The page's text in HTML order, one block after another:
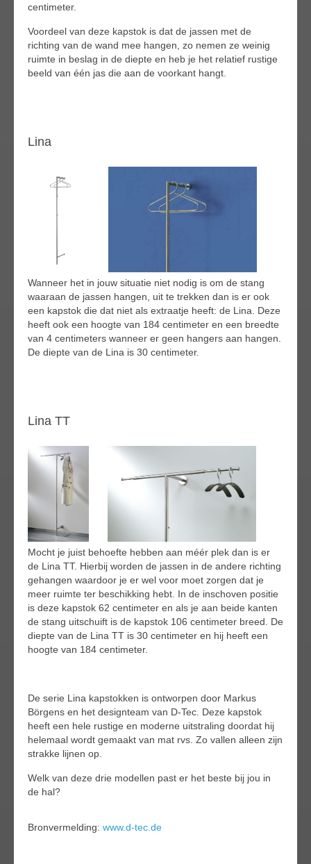
centimeter.
Voordeel van deze kapstok is dat de jassen met de
richting van de wand mee hangen, zo nemen ze weinig
ruimte in beslag in de diepte en heb je het relatief rustige
beeld van één jas die aan de voorkant hangt.
Lina
Wanneer het in jouw situatie niet nodig is om de stang
waaraan de jassen hangen, uit te trekken dan is er ook
een kapstok die dat niet als extraatje heeft: de Lina. Deze
heeft ook een hoogte van 184 centimeter en een breedte
van 4 centimeters wanneer er geen hangers aan hangen.
De diepte van de Lina is 30 centimeter.
Lina TT
Mocht je juist behoefte hebben aan méér plek dan is er
de Lina TT. Hierbij worden de jassen in de andere richting
gehangen waardoor je er wel voor moet zorgen dat je
meer ruimte ter beschikking hebt. In de inschoven positie
is deze kapstok 62 centimeter en als je aan beide kanten
de stang uitschuift is de kapstok 106 centimeter breed. De
diepte van de Lina TT is 30 centimeter en hij heeft een
hoogte van 184 centimeter.
De serie Lina kapstokken is ontworpen door Markus
Börgens en het designteam van D-Tec. Deze kapstok
heeft een hele rustige en moderne uitstraling doordat hij
helemaal wordt gemaakt van mat rvs. Zo vallen alleen zijn
strakke lijnen op.
Welk van deze drie modellen past er het beste bij jou in
de hal?
Bronvermelding: www.d-tec.de